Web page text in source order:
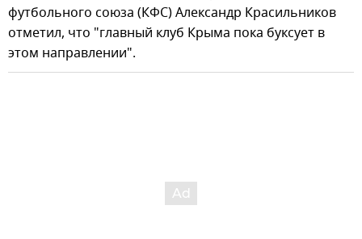
футбольного союза (КФС) Александр Красильников
отметил, что "главный клуб Крыма пока буксует в
этом направлении".